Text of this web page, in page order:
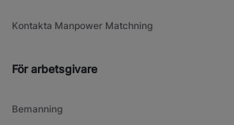
Kontakta Manpower Matchning
För arbetsgivare
Bemanning